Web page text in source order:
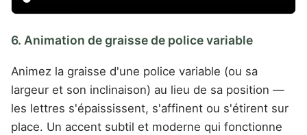
6. Animation de graisse de police variable
Animez la graisse d'une police variable (ou sa
largeur et son inclinaison) au lieu de sa position —
les lettres s'épaississent, s'affinent ou s'étirent sur
place. Un accent subtil et moderne qui fonctionne